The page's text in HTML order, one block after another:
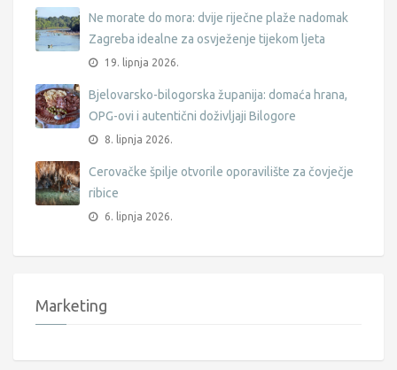
Ne morate do mora: dvije riječne plaže nadomak
Zagreba idealne za osvježenje tijekom ljeta
19. lipnja 2026.
Bjelovarsko-bilogorska županija: domaća hrana,
OPG-ovi i autentični doživljaji Bilogore
8. lipnja 2026.
Cerovačke špilje otvorile oporavilište za čovječje
ribice
6. lipnja 2026.
Marketing